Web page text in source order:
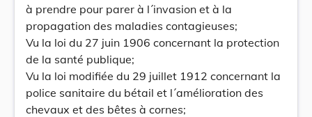
à prendre pour parer à l´invasion et à la
propagation des maladies contagieuses;
Vu la loi du 27 juin 1906 concernant la protection
de la santé publique;
Vu la loi modifiée du 29 juillet 1912 concernant la
police sanitaire du bétail et l´amélioration des
chevaux et des bêtes à cornes;